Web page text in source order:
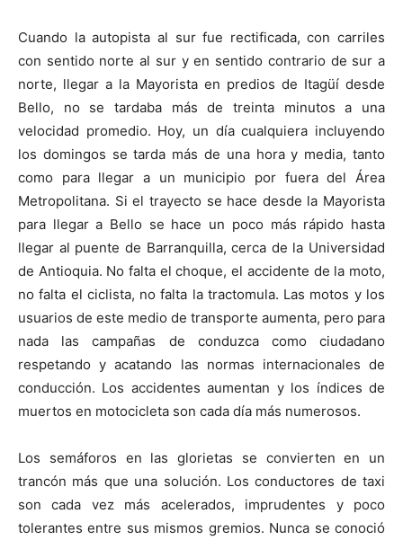
Cuando la autopista al sur fue rectificada, con carriles
con sentido norte al sur y en sentido contrario de sur a
norte, llegar a la Mayorista en predios de Itagüí desde
Bello, no se tardaba más de treinta minutos a una
velocidad promedio. Hoy, un día cualquiera incluyendo
los domingos se tarda más de una hora y media, tanto
como para llegar a un municipio por fuera del Área
Metropolitana. Si el trayecto se hace desde la Mayorista
para llegar a Bello se hace un poco más rápido hasta
llegar al puente de Barranquilla, cerca de la Universidad
de Antioquia. No falta el choque, el accidente de la moto,
no falta el ciclista, no falta la tractomula. Las motos y los
usuarios de este medio de transporte aumenta, pero para
nada las campañas de conduzca como ciudadano
respetando y acatando las normas internacionales de
conducción. Los accidentes aumentan y los índices de
muertos en motocicleta son cada día más numerosos.
Los semáforos en las glorietas se convierten en un
trancón más que una solución. Los conductores de taxi
son cada vez más acelerados, imprudentes y poco
tolerantes entre sus mismos gremios. Nunca se conoció